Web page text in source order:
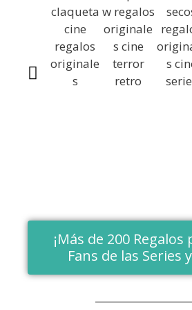
¡Más de 200
Fans de las Series